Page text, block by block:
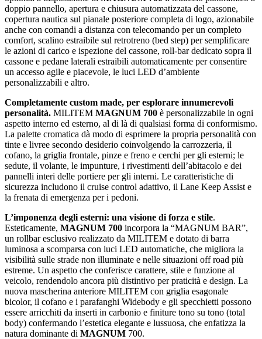
doppio pannello, apertura e chiusura automatizzata del cassone,
copertura nautica sul pianale posteriore completa di logo, azionabile
anche con comandi a distanza con telecomando per un completo
comfort, scalino estraibile sul retrotreno (bed step) per semplificare
le azioni di carico e ispezione del cassone, roll-bar dedicato sopra il
cassone e pedane laterali estraibili automaticamente per consentire
un accesso agile e piacevole, le luci LED d’ambiente
personalizzabili e altro.
Completamente custom made, per esplorare innumerevoli
personalità. MILITEM MAGNUM 700 è personalizzabile in ogni
aspetto interno ed esterno, al di là di qualsiasi forma di conformismo.
La palette cromatica dà modo di esprimere la propria personalità con
tinte e livree secondo desiderio coinvolgendo la carrozzeria, il
cofano, la griglia frontale, pinze e freno e cerchi per gli esterni; le
sedute, il volante, le impunture, i rivestimenti dell’abitacolo e dei
pannelli interi delle portiere per gli interni. Le caratteristiche di
sicurezza includono il cruise control adattivo, il Lane Keep Assist e
la frenata di emergenza per i pedoni.
L’imponenza degli esterni: una visione di forza e stile.
Esteticamente, MAGNUM 700 incorpora la “MAGNUM BAR”,
un rollbar esclusivo realizzato da MILITEM e dotato di barra
luminosa a scomparsa con luci LED automatiche, che migliora la
visibilità sulle strade non illuminate e nelle situazioni off road più
estreme. Un aspetto che conferisce carattere, stile e funzione al
veicolo, rendendolo ancora più distintivo per praticità e design. La
nuova mascherina anteriore MILITEM con griglia esagonale
bicolor, il cofano e i parafanghi Widebody e gli specchietti possono
essere arricchiti da inserti in carbonio e finiture tono su tono (total
body) confermando l’estetica elegante e lussuosa, che enfatizza la
natura dominante di MAGNUM 700.